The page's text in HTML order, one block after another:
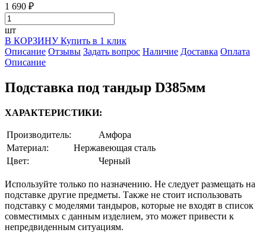
1 690 ₽
шт
В КОРЗИНУКупить в 1 клик
Описание Отзывы Задать вопрос Наличие Доставка Оплата
Описание
Подставка под тандыр D385мм
ХАРАКТЕРИСТИКИ:
Производитель:
Амфора
Материал:
Нержавеющая сталь
Цвет:
Черный
Используйте только по назначению. Не следует размещать на
подставке другие предметы. Также не стоит использовать
подставку с моделями тандыров, которые не входят в список
совместимых с данным изделием, это может привести к
непредвиденным ситуациям.